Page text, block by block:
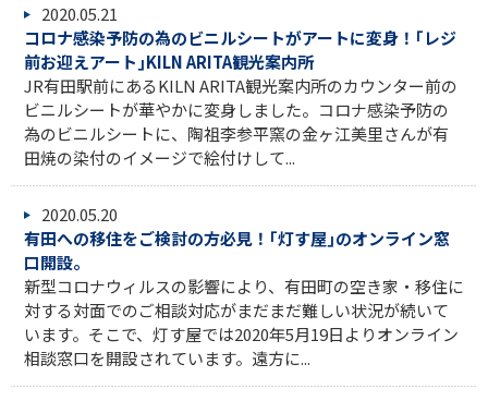
2020.05.21
コロナ感染予防の為のビニルシートがアートに変身！｢レジ
前お迎えアート｣KILN ARITA観光案内所
JR有田駅前にあるKILN ARITA観光案内所のカウンター前の
ビニルシートが華やかに変身しました。コロナ感染予防の
為のビニルシートに、陶祖李参平窯の金ヶ江美里さんが有
田焼の染付のイメージで絵付けして...
2020.05.20
有田への移住をご検討の方必見！｢灯す屋｣のオンライン窓
口開設。
新型コロナウィルスの影響により、有田町の空き家・移住に
対する対面でのご相談対応がまだまだ難しい状況が続いて
います。そこで、灯す屋では2020年5月19日よりオンライン
相談窓口を開設されています。遠方に...